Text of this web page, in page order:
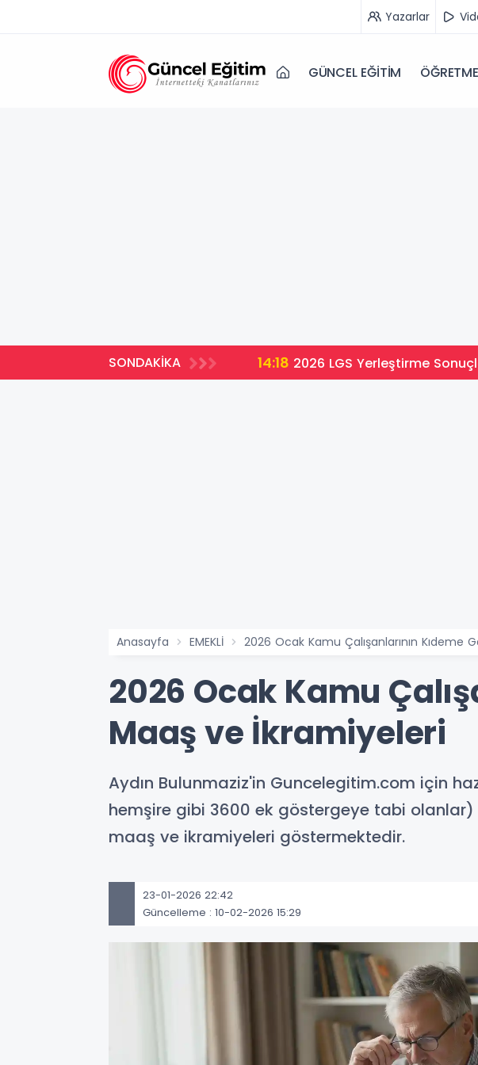
Yazarlar
GÜNCEL EĞİTİM
SONDAKİKA 14:18 2026 LGS Yerleştirme
Anasayfa EMEKLİ 2026 Ocak Kamu Çalışanlarının Kıdeme
2026 Ocak Kamu
Maaş ve İkramiyeleri
Aydın Bulunmaziz'in Guncelegitim.com için
hemşire gibi 3600 ek göstergeye tabi olanlar)
maaş ve ikramiyeleri göstermektedir.
23-01-2026 22:42
Güncelleme : 10-02-2026 15:29